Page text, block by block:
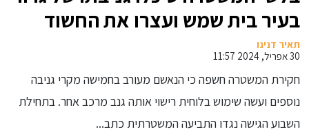
בעיר בית שמש ועצרו את החשוד
במעשה
תאיר דנינו
30 אפריל, 2024 11:57
חקירת המשטרה חשפה כי הנאשם מעורב בחמישה מקרי גניבה
נוספים ועשה שימוש בלוחית רישוי אותה גנב מרכב אחר. בתחילת
השבוע הגישה נגדו התביעה המשטרתית כתב...